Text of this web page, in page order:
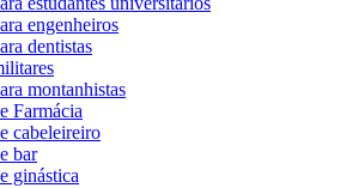
engenheiros
dentistas
montanhistas
Farmácia
cabeleireiro
bar
ginástica